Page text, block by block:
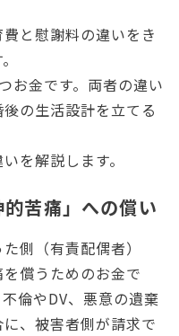
と慰謝料の違いをき
お金です。両者の違い
の生活設計を立てる
を解説します。
的苦痛」への償い
側（有責配偶者）
償うためのお金で
倫やDV、悪意の遺棄
、被害者側が請求で